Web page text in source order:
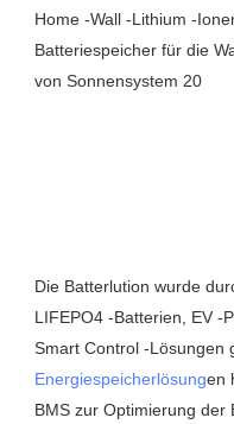
Die Batterlution wurde
LIFEPO4 -Batterien, EV -
Energiespeicherlösungen
BMS zur Optimierung